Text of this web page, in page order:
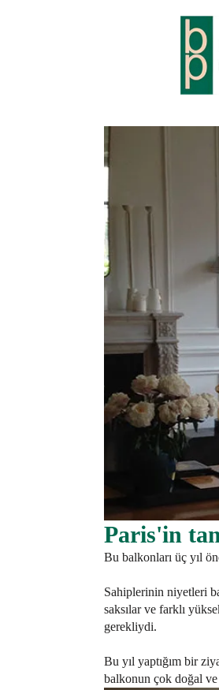
Paris'in
Bu balkonları üç yıl
Sahiplerinin niyetleri
saksılar ve farklı
gerekliydi.
Bu yıl yaptığım bir
balkonun çok doğal